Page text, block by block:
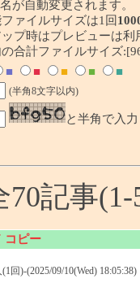
自動変更されます。
ァイルサイズは1回
プ時はプレビューは利
合計ファイルサイズ
■ ■ ■ ■
■
(半角8文字以内)
と半角で入力
70記事
コピー
回)-(2025/09/10(Wed) 18:05:38)